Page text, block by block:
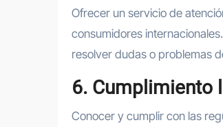
Ofrecer un servicio de
consumidores
resolver dudas o problemas
6. Cumplimiento
Conocer y cumplir con las